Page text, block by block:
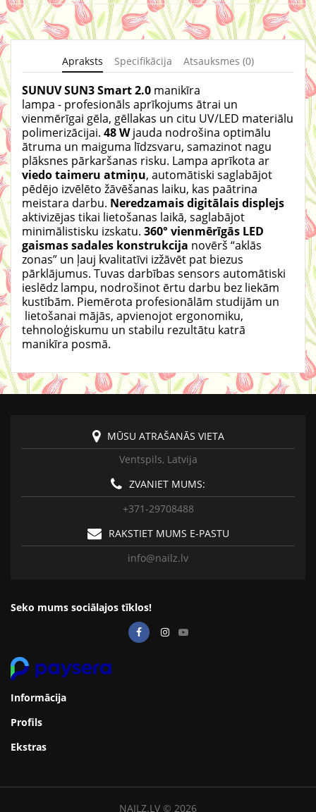
Apraksts Specifikācija Atsauksmes (0)
SUNUVSUN3Smart2.0 manikīra
lampa - profesionāls aprīkojums ātrai un
vienmērīgai gēla, gēllakas un citu UV/LED materiālu
polimerizācijai. 48W jauda nodrošina optimālu
ātruma un maiguma līdzsvaru, samazinot nagu
plāksnes pārkaršanas risku. Lampa aprīkota ar
viedotaimeru atmiņu, automātiski saglabājot
pēdējo izvēlēto žāvēšanas laiku, kas paātrina
meistara darbu. Neredzamaisdigitālaisdisplejs
aktivizējas tikai lietošanas laikā, saglabājot
minimālistisku izskatu. 360° vienmērīgās LED
gaismassadales konstrukcija novērš “aklās
zonas” un ļauj kvalitatīvi izžāvēt pat biezus
pārklājumus. Tuvas darbības sensors automātiski
ieslēdz lampu, nodrošinot ērtu darbu bez liekām
kustībām. Piemērota profesionālām studijām un
lietošanai mājās, apvienojot ergonomiku,
tehnoloģiskumu un stabilu rezultātu katrā
manikīra posmā.
MŪSU ATRAŠANĀS VIETA
Ventspils, Latvija
ZVANIET MUMS:
+371-29708488
RAKSTIET MUMS E-PASTU
info@nailz.lv
Seko mums sociālajos tīklos!
Informācija
Profils
Ekstras
NAILZ.LV © 2026